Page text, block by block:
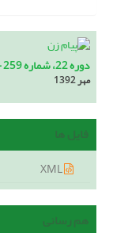
دوره 22، شماره 259 - شماره پیاپی 259
مهر 1392
فایل ها
هم رسانی